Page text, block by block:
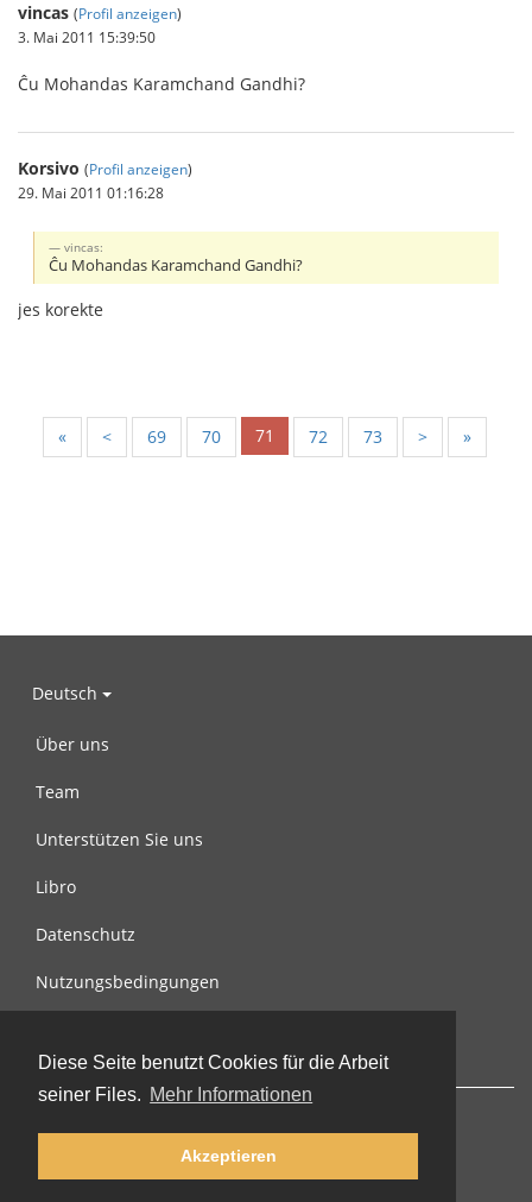
Diese Seite benutzt Cookies für die Arbeit
seiner Files. Mehr Informationen
Akzeptieren
vincas (Profil anzeigen)
3. Mai 2011 15:39:50
Ĉu Mohandas Karamchand Gandhi?
Korsivo (Profil anzeigen)
29. Mai 2011 01:16:28
vincas:
Ĉu Mohandas Karamchand Gandhi?
jes korekte
« < 69 70 71 72 73 > »
Deutsch
Über uns
Team
Unterstützen Sie uns
Libro
Datenschutz
Nutzungsbedingungen
© 2002-2026 lernu.net |Impressum